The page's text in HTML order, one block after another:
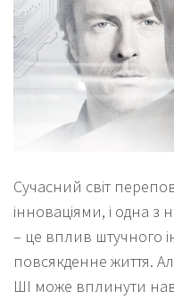
Сучасний світ
інноваціями, і одна
– це вплив штучного
повсякденне життя.
ШІ може вплинути